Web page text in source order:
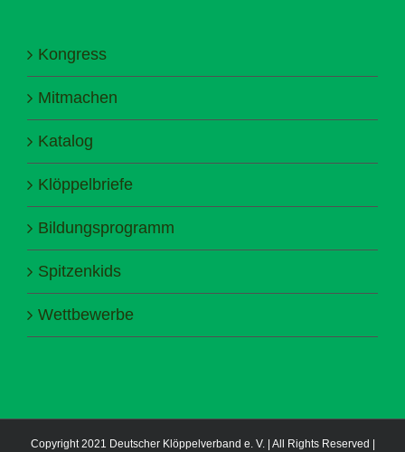
Kongress
Mitmachen
Katalog
Klöppelbriefe
Bildungsprogramm
Spitzenkids
Wettbewerbe
Copyright 2021 Deutscher Klöppelverband e. V. | All Rights Reserved |